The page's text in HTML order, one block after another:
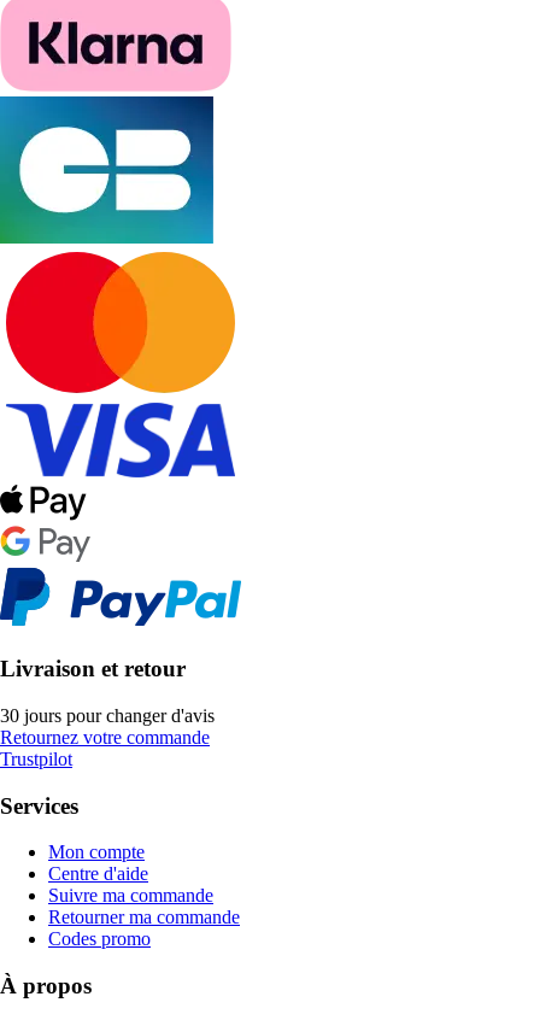
Livraison et retour
30 jours pour changer d'avis
Retournez votre commande
Trustpilot
Services
Mon compte
Centre d'aide
Suivre ma commande
Retourner ma commande
Codes promo
À propos